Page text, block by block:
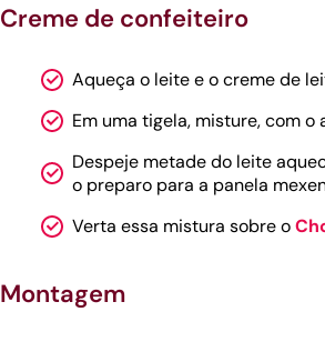
Creme de confeiteiro
Aqueça o leite e o creme de
Em uma tigela, misture, com
Despeje metade do leite
o preparo para a panela
Verta essa mistura sobre o
Montagem